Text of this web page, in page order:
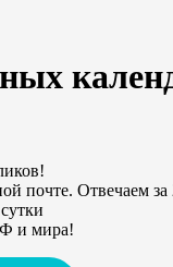
почте. Отвечаем за
и мира!